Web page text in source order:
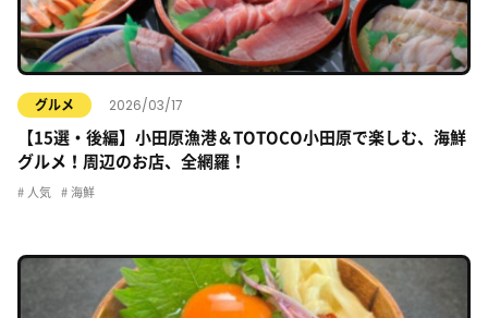
グルメ 2026/03/17
【15選・後編】小田原漁港＆TOTOCO小田原で楽しむ、海鮮
グルメ！周辺のお店、全網羅！
人気 海鮮